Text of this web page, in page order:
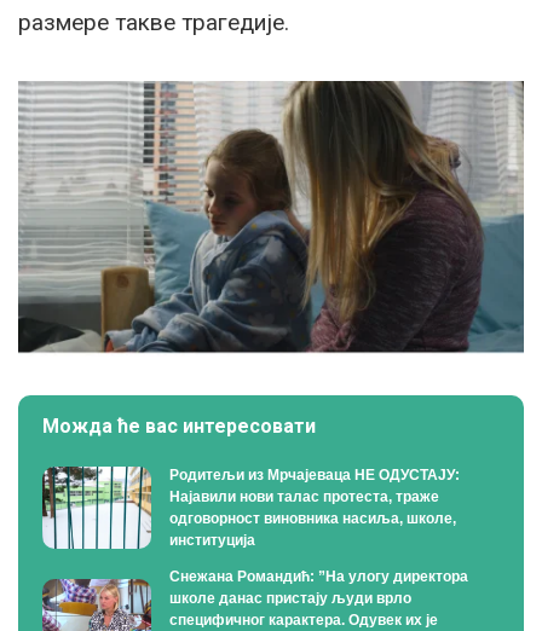
размере такве трагедије.
Можда ће вас интересовати
Родитељи из Мрчајеваца НЕ ОДУСТАЈУ:
Најавили нови талас протеста, траже
одговорност виновника насиља, школе,
институција
Снежана Романдић: ”На улогу директора
школе данас пристају људи врло
специфичног карактера. Одувек их је